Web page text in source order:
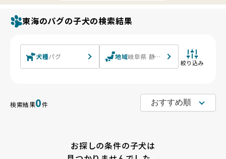
東海のパグの子犬の検索結果
犬種パグ 地域岐阜県 静岡県 愛知県 三重県
絞り込み
検索結果0件
お探しの条件の子犬は